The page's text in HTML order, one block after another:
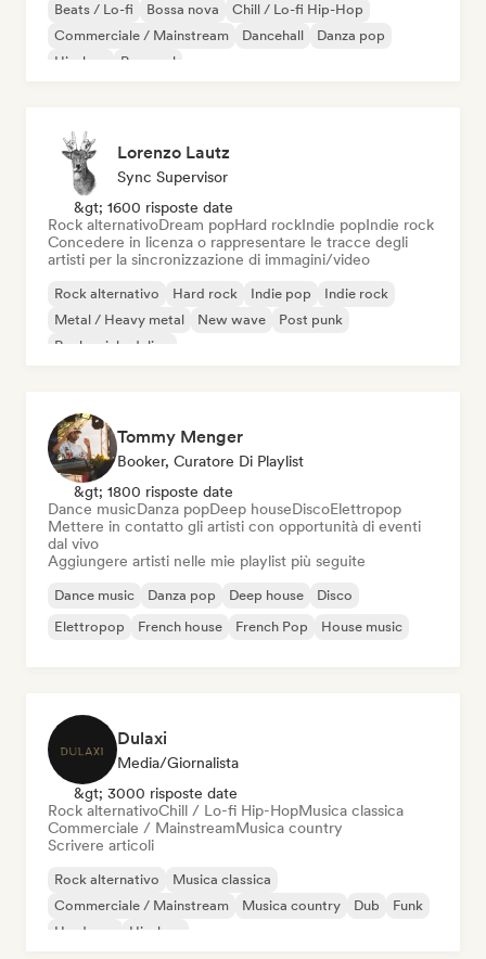
Beats / Lo-fi Bossa nova
Chill / Lo-fi Hip-Hop
Commerciale / Mainstream
Dancehall
Danza pop
Hip-hop
Pop soul
Lorenzo Lautz
Sync Supervisor
&gt; 1600 risposte date
Rock alternativoDream popHard rockIndie popIndie rock
Concedere in licenza o rappresentare le tracce degli
artisti per la sincronizzazione di immagini/video
Rock alternativo Hard rock Indie pop
Indie rock
Metal / Heavy metal
New wave
Post punk
Rock psichedelico
Tommy Menger
Booker, Curatore Di Playlist
&gt; 1800 risposte date
Dance musicDanza popDeep houseDiscoElettropop
Mettere in contatto gli artisti con opportunità di eventi
dal vivo
Aggiungere artisti nelle mie playlist più seguite
Dance music Danza pop Deep house
Disco
Elettropop
French house French Pop House music
Dulaxi
Media/Giornalista
&gt; 3000 risposte date
Rock alternativoChill / Lo-fi Hip-HopMusica classica
Commerciale / MainstreamMusica country
Scrivere articoli
Rock alternativo
Musica classica
Commerciale / Mainstream
Musica country Dub
Funk
Hardcore
Hip-hop